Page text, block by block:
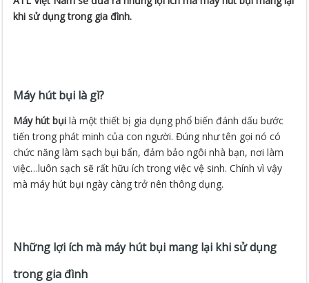
khi sử dụng trong gia đình.
Máy hút bụi là gì?
Máy hút bụi là một thiết bị gia dụng phổ biến đánh dấu bước
tiến trong phát minh của con người. Đúng như tên gọi nó có
chức năng làm sạch bụi bẩn, đảm bảo ngôi nhà bạn, nơi làm
việc…luôn sạch sẽ rất hữu ích trong việc vệ sinh. Chính vì vậy
mà máy hút bụi ngày càng trở nên thông dụng.
Những lợi ích mà máy hút bụi mang lại khi sử dụng
trong gia đình